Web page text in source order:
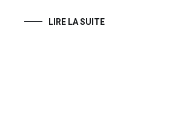
LIRE LA SUITE